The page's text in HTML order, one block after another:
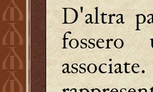
D'altra